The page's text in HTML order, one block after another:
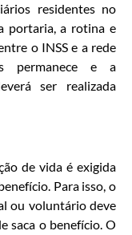
residentes no
portaria, a rotina e
o INSS e a rede
permanece e a
ser realizada
de vida é exigida
Para isso, o
ou voluntário deve
saca o benefício. O